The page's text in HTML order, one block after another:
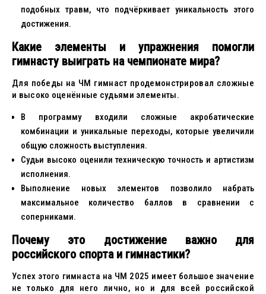
подобных травм, что подчёркивает уникальность этого
достижения.
Какие элементы и упражнения помогли
гимнасту выиграть на чемпионате мира?
Для победы на ЧМ гимнаст продемонстрировал сложные
и высоко оценённые судьями элементы.
В программу входили сложные акробатические
комбинации и уникальные переходы, которые увеличили
общую сложность выступления.
Судьи высоко оценили техническую точность и артистизм
исполнения.
Выполнение новых элементов позволило набрать
максимальное количество баллов в сравнении с
соперниками.
Почему это достижение важно для
российского спорта и гимнастики?
Успех этого гимнаста на ЧМ 2025 имеет большое значение
не только для него лично, но и для всей российской